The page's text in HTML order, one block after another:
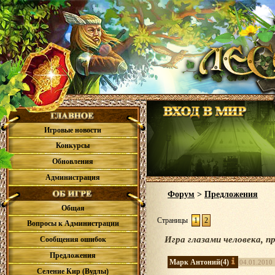
Игровые новости
Конкурсы
Обновления
Администрация
Общая
Вопросы к Администрации
Сообщения ошибок
Предложения
Селение Кир (Вудлы)
Форум > Предложения
Страницы 1 2
Игра глазами человека,
Марк Антоний(4) 04.01.2010